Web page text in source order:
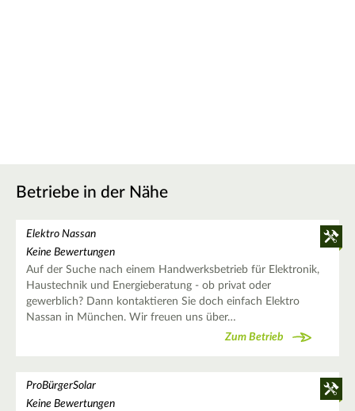
Betriebe in der Nähe
Elektro Nassan
Keine Bewertungen
Auf der Suche nach einem Handwerksbetrieb für Elektronik,
Haustechnik und Energieberatung - ob privat oder
gewerblich? Dann kontaktieren Sie doch einfach Elektro
Nassan in München. Wir freuen uns über…
Zum Betrieb
ProBürgerSolar
Keine Bewertungen